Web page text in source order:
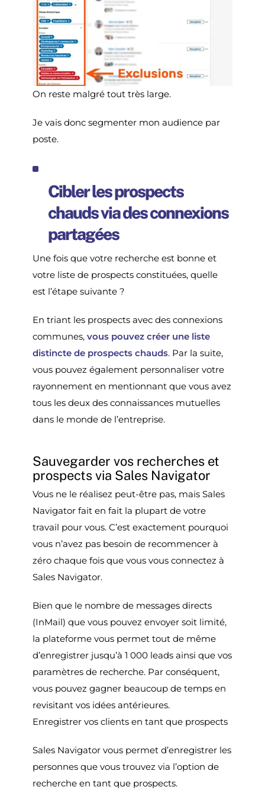
On reste malgré tout très large.
Je vais donc segmenter mon audience par
poste.
Cibler les prospects
chauds via des connexions
partagées
Une fois que votre recherche est bonne et
votre liste de prospects constituées, quelle
est l’étape suivante ?
En triant les prospects avec des connexions
communes, vous pouvez créer une liste
distincte de prospects chauds. Par la suite,
vous pouvez également personnaliser votre
rayonnement en mentionnant que vous avez
tous les deux des connaissances mutuelles
dans le monde de l’entreprise.
Sauvegarder vos recherches et
prospects via Sales Navigator
Vous ne le réalisez peut-être pas, mais Sales
Navigator fait en fait la plupart de votre
travail pour vous. C’est exactement pourquoi
vous n’avez pas besoin de recommencer à
zéro chaque fois que vous vous connectez à
Sales Navigator.
Bien que le nombre de messages directs
(InMail) que vous pouvez envoyer soit limité,
la plateforme vous permet tout de même
d’enregistrer jusqu’à 1 000 leads ainsi que vos
paramètres de recherche. Par conséquent,
vous pouvez gagner beaucoup de temps en
revisitant vos idées antérieures.
Enregistrer vos clients en tant que prospects
Sales Navigator vous permet d’enregistrer les
personnes que vous trouvez via l’option de
recherche en tant que prospects.